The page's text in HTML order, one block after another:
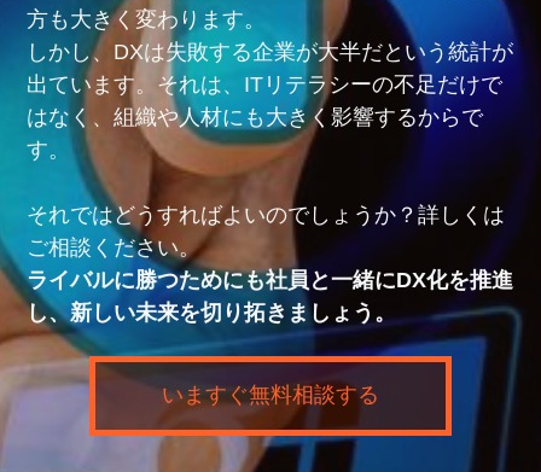
方も大きく変わります。
しかし、DXは失敗する企業が大半だという統計が
出ています。それは、ITリテラシーの不足だけで
はなく、組織や人材にも大きく影響するからで
す。
それではどうすればよいのでしょうか？詳しくは
ご相談ください。
ライバルに勝つためにも社員と一緒にDX化を推進
し、新しい未来を切り拓きましょう。
いますぐ無料相談する